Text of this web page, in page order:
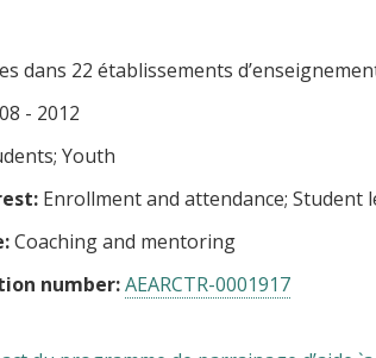
dans 22 établissements
- 2012
Youth
Enrollment and attendance Student
Coaching and mentoring
number:AEARCTR-0001917